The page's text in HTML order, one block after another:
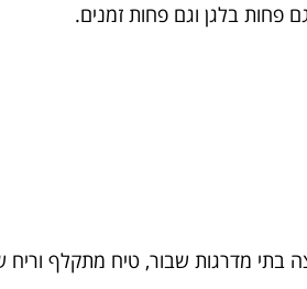
פחות בלגן וגם פחות זמנים.
מדרגות שבור, טיח מתקלף וריח